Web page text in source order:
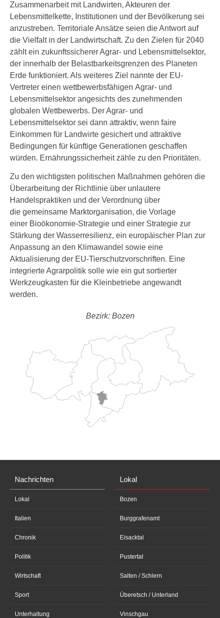
Zusammenarbeit mit Landwirten, Akteuren der
Lebensmittelkette, Institutionen und der Bevölkerung sei
anzustreben. Territoriale Ansätze seien die Antwort auf
die Vielfalt in der Landwirtschaft. Zu den Zielen für 2040
zählt ein zukunftssicherer Agrar- und Lebensmittelsektor,
der innerhalb der Belastbarkeitsgrenzen des Planeten
Erde funktioniert. Als weiteres Ziel nannte der EU-
Vertreter einen wettbewerbsfähigen Agrar- und
Lebensmittelsektor angesichts des zunehmenden
globalen Wettbewerbs. Der Agrar- und
Lebensmittelsektor sei dann attraktiv, wenn faire
Einkommen für Landwirte gesichert und attraktive
Bedingungen für künftige Generationen geschaffen
würden. Ernährungssicherheit zähle zu den Prioritäten.
Zu den wichtigsten politischen Maßnahmen gehören die
Überarbeitung der Richtlinie über unlautere
Handelspraktiken und der Verordnung über
die gemeinsame Marktorganisation, die Vorlage
einer Bioökonomie-Strategie und einer Strategie zur
Stärkung der Wasserresilienz, ein europäischer Plan zur
Anpassung an den Klimawandel sowie eine
Aktualisierung der EU-Tierschutzvorschriften. Eine
integrierte Agrarpolitik solle wie ein gut sortierter
Werkzeugkasten für die Kleinbetriebe angewandt
werden.
Bezirk: Bozen
Nachrichten
Lokal
Italien
Chronik
Politik
Wirtschaft
Sport
Unterhaltung
Lokal
Bozen
Burggrafenamt
Eisacktal
Pustertal
Salten / Schlern
Überetsch / Unterland
Vinschgau